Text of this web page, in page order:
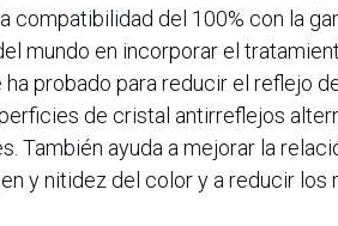
compatibilidad del 100% con la
mundo en incorporar el
probado para reducir el reflejo
de cristal antirreflejos
También ayuda a mejorar la
y nitidez del color y a reducir los